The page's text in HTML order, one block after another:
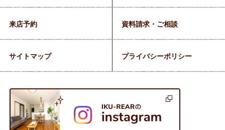
来店予約 資料請求・ご相談
サイトマップ プライバシーポリシー